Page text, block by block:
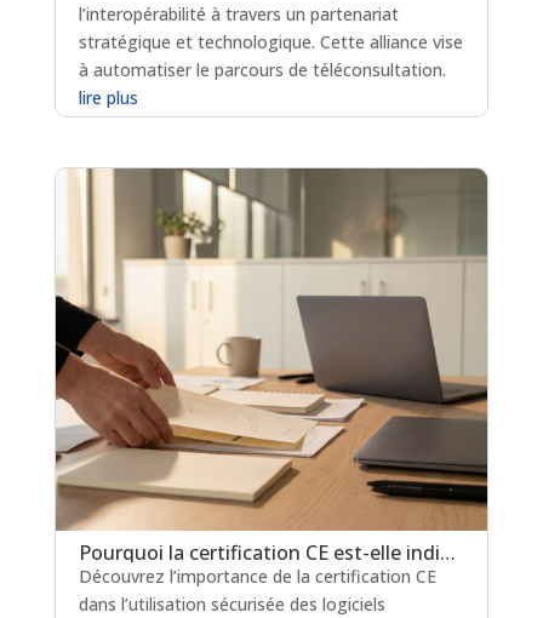
l’interopérabilité à travers un partenariat
stratégique et technologique. Cette alliance vise
à automatiser le parcours de téléconsultation.
lire plus
Pourquoi la certification CE est-elle indispensable pour les logiciels de prescription médicamenteuse ?
Découvrez l’importance de la certification CE
dans l’utilisation sécurisée des logiciels